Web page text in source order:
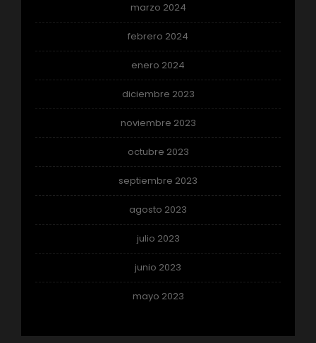
marzo 2024
febrero 2024
enero 2024
diciembre 2023
noviembre 2023
octubre 2023
septiembre 2023
agosto 2023
julio 2023
junio 2023
mayo 2023